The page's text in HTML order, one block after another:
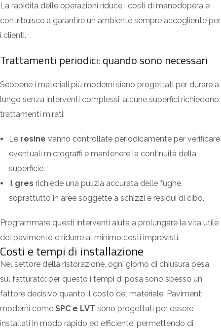
La rapidità delle operazioni riduce i costi di manodopera e
contribuisce a garantire un ambiente sempre accogliente per
i clienti.
Trattamenti periodici: quando sono necessari
Sebbene i materiali più moderni siano progettati per durare a
lungo senza interventi complessi, alcune superfici richiedono
trattamenti mirati:
Le resine vanno controllate periodicamente per verificare
eventuali micrograffi e mantenere la continuità della
superficie.
Il gres richiede una pulizia accurata delle fughe,
soprattutto in aree soggette a schizzi e residui di cibo.
Programmare questi interventi aiuta a prolungare la vita utile
del pavimento e ridurre al minimo costi imprevisti.
Costi e tempi di installazione
Nel settore della ristorazione, ogni giorno di chiusura pesa
sul fatturato: per questo i tempi di posa sono spesso un
fattore decisivo quanto il costo del materiale. Pavimenti
moderni come SPC e LVT sono progettati per essere
installati in modo rapido ed efficiente, permettendo di